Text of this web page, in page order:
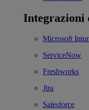
Integrazioni
Microsoft
ServiceNow
Freshworks
Jira
Salesforce